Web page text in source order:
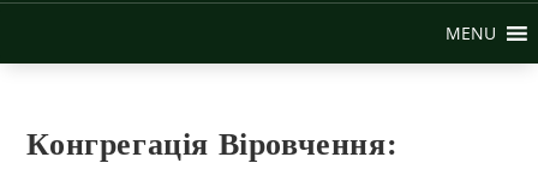
MENU
Конгрегація Віровчення: